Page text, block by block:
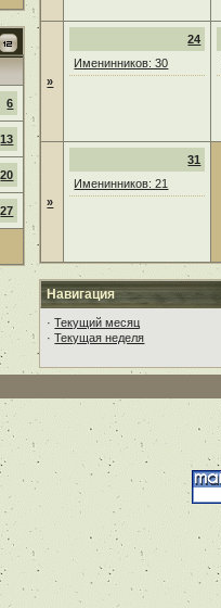
6
13
20
27
»
24
Именинников: 30
»
31
Именинников: 21
Навигация
·Текущий месяц
·Текущая неделя